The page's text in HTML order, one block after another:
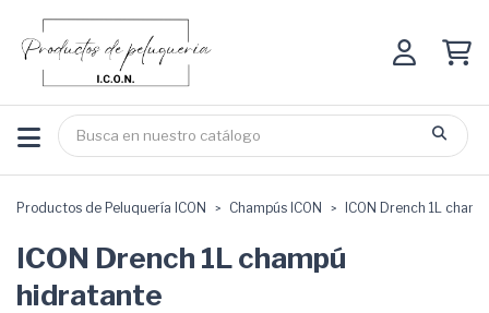
Productos de Peluquería ICON Champús ICON ICON Drench 1L
ICON Drench 1L champú
hidratante